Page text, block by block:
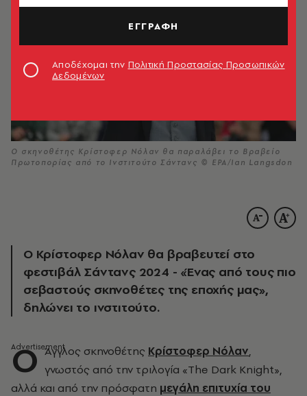
Ο σκηνοθέτης Κρίστοφερ Νόλαν θα παραλάβει το Βραβείο
Πρωτοπορίας από το Ινστιτούτο Σάντανς © EPA/Ian Langsdon
Ο Κρίστοφερ Νόλαν θα βραβευτεί στο
φεστιβάλ Σάντανς 2024 - «Ένας από τους πιο
σεβαστούς σκηνοθέτες της εποχής μας»,
δηλώνει το ινστιτούτο.
Ο Άγγλος σκηνοθέτης Κρίστοφερ Νόλαν,
γνωστός από την τριλογία «The Dark Knight»,
αλλά και από την πρόσφατη μεγάλη επιτυχία του
ΕΓΓΡΑΦΗ
Αποδέχομαι την Πολιτική Προστασίας Προσωπικών
Δεδομένων